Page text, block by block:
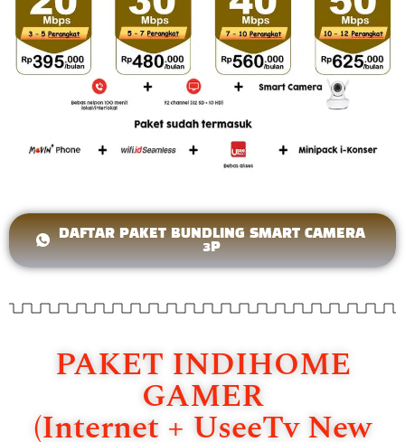
DAFTAR PAKET BUNDLING SMART CAMERA
3P
PAKET INDIHOME
GAMER
(Internet + UseeTv New